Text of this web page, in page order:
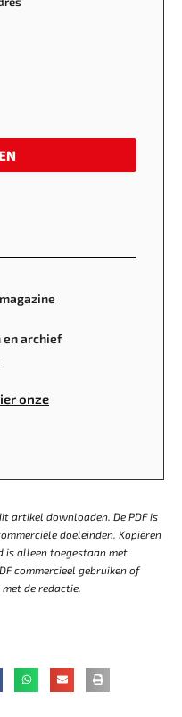
en archief
onze
artikel downloaden. De PDF is
doeleinden. Kopiëren
is alleen toegestaan met
commercieel gebruiken of
de redactie.